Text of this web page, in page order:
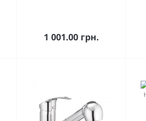
1 001.00 грн.
В корзину